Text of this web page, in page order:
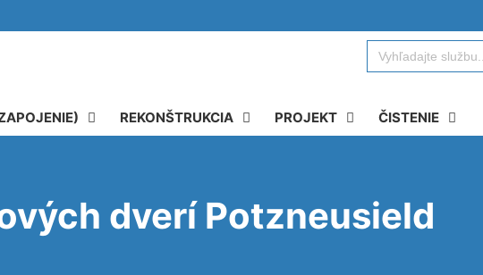
Search
for:
REKONŠTRUKCIA PROJEKT ČISTENIE
dverí Potzneusield